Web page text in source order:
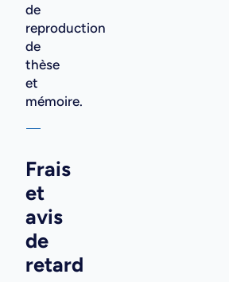
de
reproduction
de
thèse
et
mémoire.
Frais
et
avis
de
retard